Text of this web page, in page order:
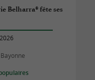
Belharra® fête ses